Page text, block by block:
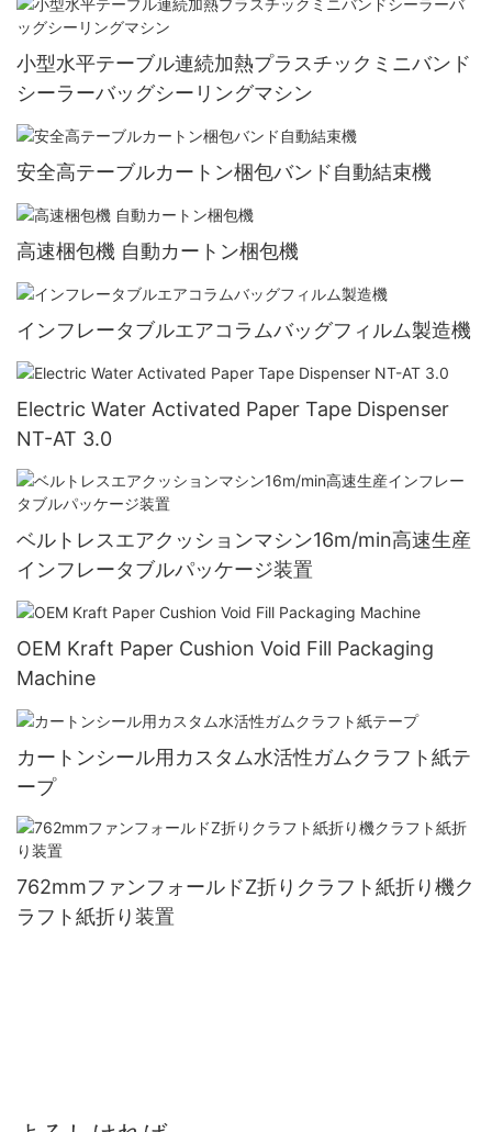
小型水平テーブル連続加熱プラスチックミニバンド
シーラーバッグシーリングマシン
安全高テーブルカートン梱包バンド自動結束機
高速梱包機 自動カートン梱包機
インフレータブルエアコラムバッグフィルム製造機
Electric Water Activated Paper Tape Dispenser
NT-AT 3.0
ベルトレスエアクッションマシン16m/min高速生産
インフレータブルパッケージ装置
OEM Kraft Paper Cushion Void Fill Packaging
Machine
カートンシール用カスタム水活性ガムクラフト紙テ
ープ
762mmファンフォールドZ折りクラフト紙折り機ク
ラフト紙折り装置